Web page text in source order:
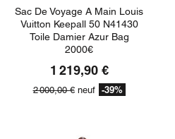
Sac De Voyage A Main Louis
Vuitton Keepall 50 N41430
Toile Damier Azur Bag
2000€
1 219,90 €
2 000,00 €neuf -39%